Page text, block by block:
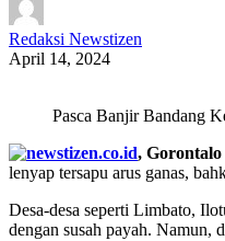
Redaksi Newstizen
April 14, 2024
Pasca Banjir Bandang
,
lenyap tersapu arus ganas,
Desa-desa seperti Limbato,
dengan susah payah. Namun,